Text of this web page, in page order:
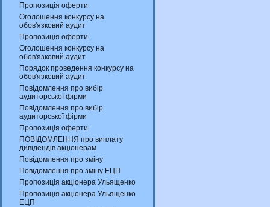
Пропозиція оферти
Оголошення конкурсу на
обов'язковий аудит
Пропозиція оферти
Оголошення конкурсу на
обов'язковий аудит
Порядок проведення конкурсу на
обов'язковий аудит
Повідомлення про вибір
аудиторської фірми
Повідомлення про вибір
аудиторської фірми
Пропозиція оферти
ПОВІДОМЛЕННЯ про виплату
дивідендів акціонерам
Повідомлення про зміну
Повідомлення про зміну ЕЦП
Пропозиція акціонера Ульященко
Пропозиція акціонера Ульященко
ЕЦП